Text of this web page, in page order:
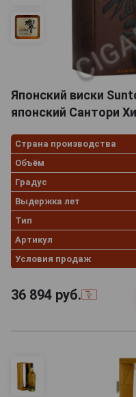
Японский виски
японский Сантори
Страна производства
Объём
Градус
Выдержка лет
Тип
Артикул
Условия продаж
36 894 руб.